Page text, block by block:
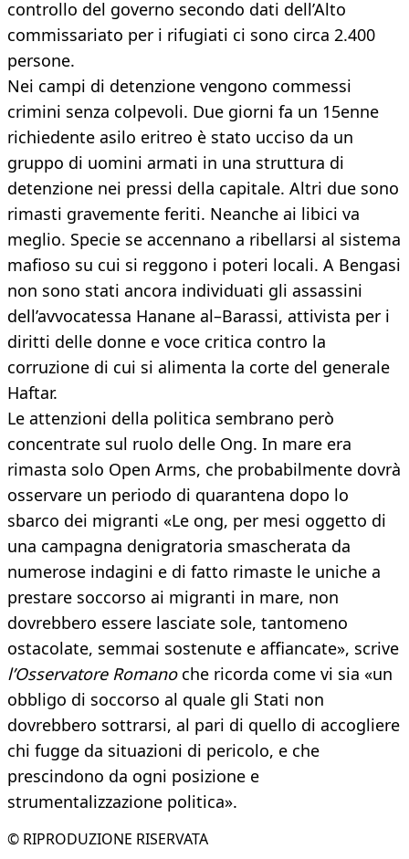
controllo del governo secondo dati dell’Alto
commissariato per i rifugiati ci sono circa 2.400
persone.
Nei campi di detenzione vengono commessi
crimini senza colpevoli. Due giorni fa un 15enne
richiedente asilo eritreo è stato ucciso da un
gruppo di uomini armati in una struttura di
detenzione nei pressi della capitale. Altri due sono
rimasti gravemente feriti. Neanche ai libici va
meglio. Specie se accennano a ribellarsi al sistema
mafioso su cui si reggono i poteri locali. A Bengasi
non sono stati ancora individuati gli assassini
dell’avvocatessa Hanane al–Barassi, attivista per i
diritti delle donne e voce critica contro la
corruzione di cui si alimenta la corte del generale
Haftar.
Le attenzioni della politica sembrano però
concentrate sul ruolo delle Ong. In mare era
rimasta solo Open Arms, che probabilmente dovrà
osservare un periodo di quarantena dopo lo
sbarco dei migranti «Le ong, per mesi oggetto di
una campagna denigratoria smascherata da
numerose indagini e di fatto rimaste le uniche a
prestare soccorso ai migranti in mare, non
dovrebbero essere lasciate sole, tantomeno
ostacolate, semmai sostenute e affiancate», scrive
l’Osservatore Romanoche ricorda come vi sia «un
obbligo di soccorso al quale gli Stati non
dovrebbero sottrarsi, al pari di quello di accogliere
chi fugge da situazioni di pericolo, e che
prescindono da ogni posizione e
strumentalizzazione politica».
© RIPRODUZIONE RISERVATA